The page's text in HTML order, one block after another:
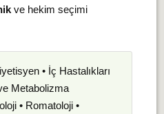
ve hekim seçimi
• İç Hastalıkları
Metabolizma
• Romatoloji •